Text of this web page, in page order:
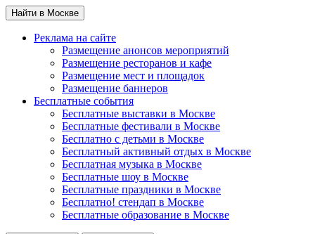
Найти в Москве
Реклама на сайте
Размещение анонсов мероприятий
Размещение ресторанов и кафе
Размещение мест и площадок
Размещение баннеров
Бесплатные события
Бесплатные выставки в Москве
Бесплатные фестивали в Москве
Бесплатно с детьми в Москве
Бесплатный активный отдых в Москве
Бесплатная музыка в Москве
Бесплатные шоу в Москве
Бесплатные праздники в Москве
Бесплатно! стендап в Москве
Бесплатные образование в Москве